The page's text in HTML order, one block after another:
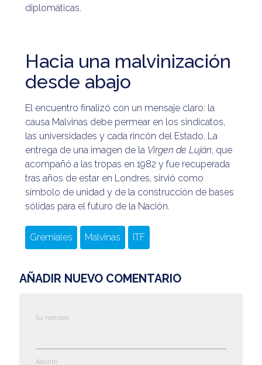
diplomáticas.
Hacia una malvinización
desde abajo
El encuentro finalizó con un mensaje claro: la
causa Malvinas debe permear en los sindicatos,
las universidades y cada rincón del Estado. La
entrega de una imagen de la Virgen de Luján, que
acompañó a las tropas en 1982 y fue recuperada
tras años de estar en Londres, sirvió como
símbolo de unidad y de la construcción de bases
sólidas para el futuro de la Nación.
Gremiales Malvinas ITF
AÑADIR NUEVO COMENTARIO
Su nombre
Asunto